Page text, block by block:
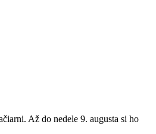
Až do nedele 9. augusta si ho